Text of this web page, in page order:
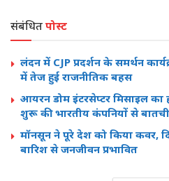
संबंधितपोस्ट
लंदन में CJP प्रदर्शन के समर्थन
में तेज हुई राजनीतिक बहस
आयरन डोम इंटरसेप्टर मिसाइल का
शुरू की भारतीय कंपनियों से
मॉनसून ने पूरे देश को किया कवर,
बारिश से जनजीवन प्रभावित